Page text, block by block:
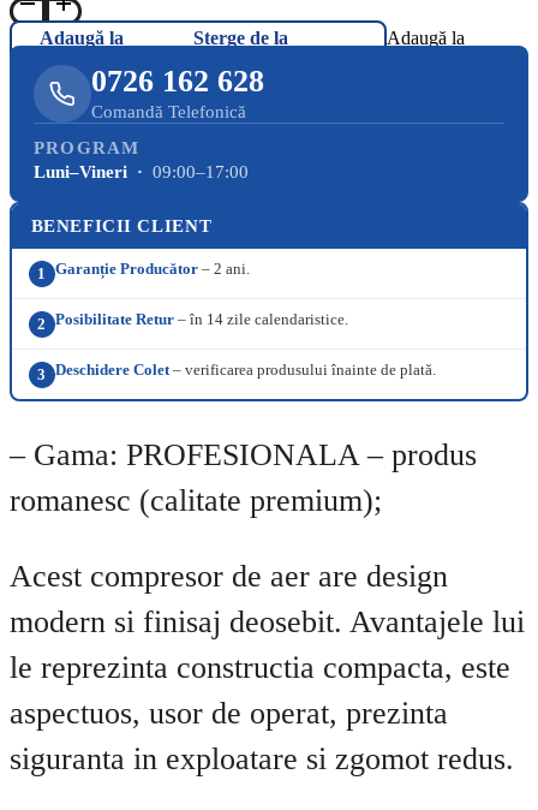
Adaugă la
Șterge de la
Adaugă la
0726 162 628
Comandă Telefonică
PROGRAM
Luni–Vineri · 09:00–17:00
BENEFICII CLIENT
1 Garanție Producător– 2 ani.
2 Posibilitate Retur– în 14 zile calendaristice.
3 Deschidere Colet– verificarea produsului înainte de plată.
– Gama: PROFESIONALA – produs
romanesc (calitate premium);
Acest compresor de aer are design
modern si finisaj deosebit. Avantajele lui
le reprezinta constructia compacta, este
aspectuos, usor de operat, prezinta
siguranta in exploatare si zgomot redus.